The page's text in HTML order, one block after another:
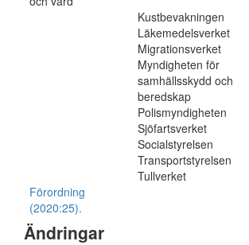
Kustbevakningen
Läkemedelsverket
Migrationsverket
Myndigheten för
samhällsskydd och
beredskap
Polismyndigheten
Sjöfartsverket
Socialstyrelsen
Transportstyrelsen
Tullverket
Förordning
(2020:25).
Ändringar